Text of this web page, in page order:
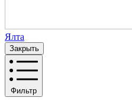
Ялта
Закрыть
Фильтр